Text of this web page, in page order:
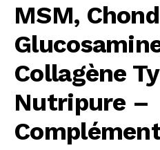
MSM,
Collagène
Nutripure –